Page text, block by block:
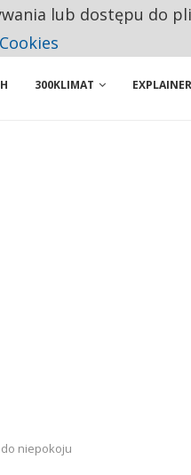
300KLIMAT
niepokoju
lub dostępu do